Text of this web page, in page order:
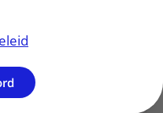
onderzoek met